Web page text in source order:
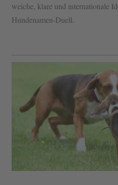
weiche, klare und internationale
Hundenamen-Duell.